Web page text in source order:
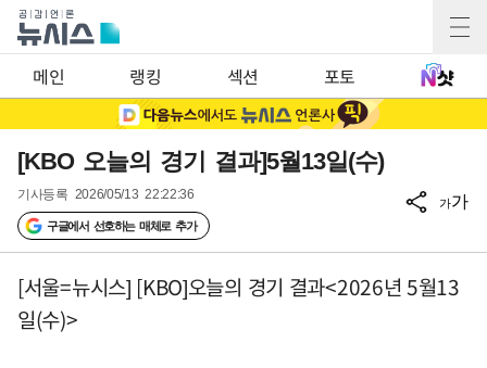
메인 랭킹 섹션 포토
[KBO 오늘의 경기 결과]5월13일(수)
기사등록 2026/05/13 22:22:36
구글에서 선호하는 매체로 추가
가가
[서울=뉴시스] [KBO]오늘의 경기 결과<2026년 5월13
일(수)>